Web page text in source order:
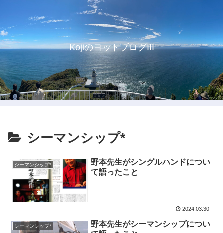
KojiのヨットブログIII
シーマンシップ*
シーマンシップ*
野本先生がシングルハンドについ
て語ったこと
2024.03.30
シーマンシップ*
野本先生がシーマンシップについ